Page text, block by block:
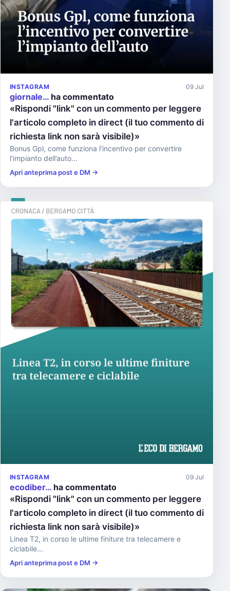
INSTAGRAM 09 Jul
giornale… ha commentato
«Rispondi "link" con un commento per leggere
l'articolo completo in direct (il tuo commento di
richiesta link non sarà visibile)»
Bonus Gpl, come funziona l’incentivo per convertire
l’impianto dell’auto...
Apri anteprima post e DM →
INSTAGRAM 09 Jul
ecodiber… ha commentato
«Rispondi "link" con un commento per leggere
l'articolo completo in direct (il tuo commento di
richiesta link non sarà visibile)»
Linea T2, in corso le ultime finiture tra telecamere e
ciclabile...
Apri anteprima post e DM →